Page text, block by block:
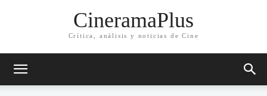
CineramaPlus
Crítica, análisis y noticias de Cine